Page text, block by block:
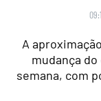
A
mudança
semana, com